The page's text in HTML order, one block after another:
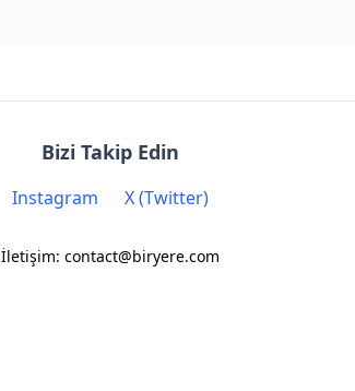
Bizi Takip Edin
Instagram X (Twitter)
İletişim: contact@biryere.com